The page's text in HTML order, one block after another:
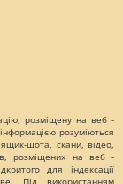
розміщену на веб -
розуміються
шота, скани, відео,
розміщених на веб -
для індексації
Під використанням